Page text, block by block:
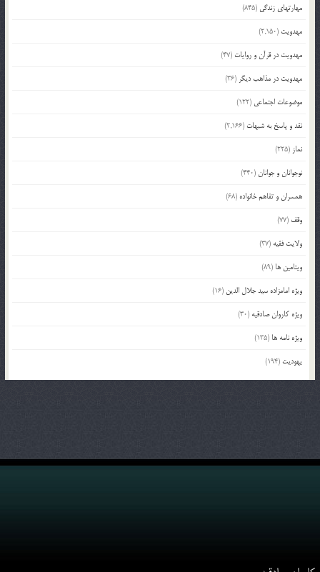
مهارتهای زندگی (845)
مهدویت (2,150)
مهدویت در قرآن و روایات (47)
مهدویت در مذاهب دیگر (36)
موضوعات اجتماعی (122)
نقد و پاسخ به شبهات (2,166)
نماز (225)
نوجوانان و جوانان(440)
همسران و تفاهم خانواده (68)
وقف (77)
ولایت فقیه (37)
ویتامین ها (89)
ویژه امامزاده سید جلال الدین (16)
ویژه کاروان صادقیه (30)
ویژه نامه ها (135)
یهودیت (194)